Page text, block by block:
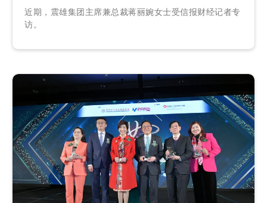
近期，震雄集团主席兼总裁蒋丽婉女士受信报财经记者专
访。